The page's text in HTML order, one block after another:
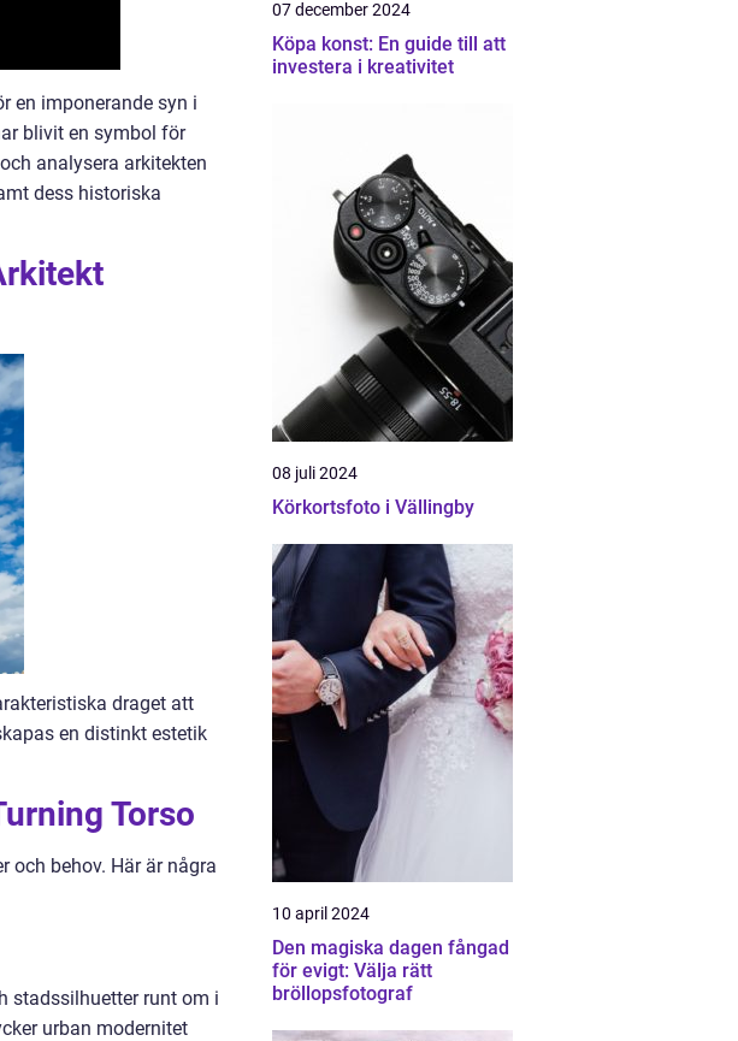
en imponerande syn i
blivit en symbol för
analysera arkitekten
dess historiska
draget att
en distinkt estetik
Torso
och behov. Här är några
stadssilhuetter runt om i
urban modernitet
07 december 2024
Köpa konst: En guide till att
investera i kreativitet
08 juli 2024
Körkortsfoto i Vällingby
10 april 2024
Den magiska dagen fångad
för evigt: Välja rätt
bröllopsfotograf